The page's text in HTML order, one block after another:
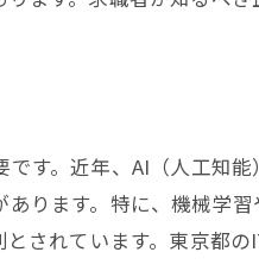
す。近年、AI（人工知
ります。特に、機械学習
されています。東京都